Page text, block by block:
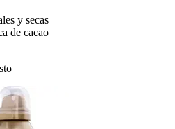
y secas
de cacao